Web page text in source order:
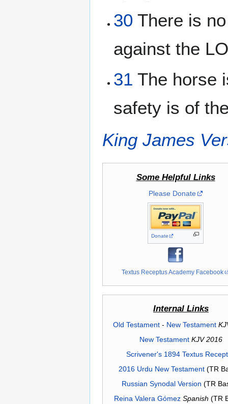
30 There is
against the
31 The horse
safety is of
King James
Some Helpful Links
Please Donate
Donate
Textus Receptus Academy Facebook
Internal Links
Old Testament- New Testament
New Testament KJV 2016
Scrivener's 1894 Textus
2016 Urdu New Testament(TR
Russian Synodal Version (TR
Reina Valera Gómez Spanish (TR